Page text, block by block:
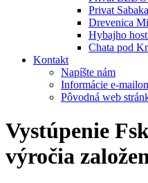
Privat
Drevenica
Hybajho
Chata pod
Kontakt
Napíšte nám
Informácie e-
Pôvodná web
Vystúpenie
výročia